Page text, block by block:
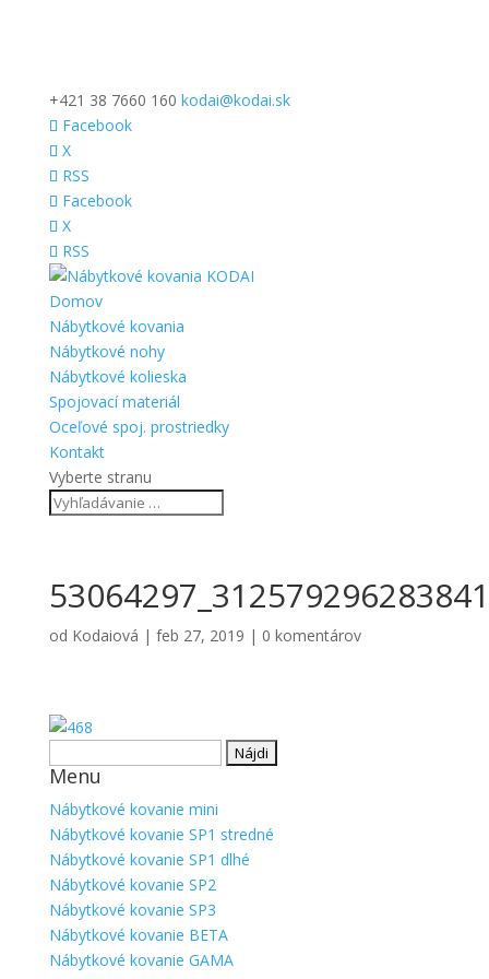
+421 38 7660 160 kodai@kodai.sk
Facebook
X
RSS
Facebook
X
RSS
Domov
Nábytkové kovania
Nábytkové nohy
Nábytkové kolieska
Spojovací materiál
Oceľové spoj. prostriedky
Kontakt
Vyberte stranu
od Kodaiová | feb 27, 2019 | 0 komentárov
Menu
Nábytkové kovanie mini
Nábytkové kovanie SP1 stredné
Nábytkové kovanie SP1 dlhé
Nábytkové kovanie SP2
Nábytkové kovanie SP3
Nábytkové kovanie BETA
Nábytkové kovanie GAMA